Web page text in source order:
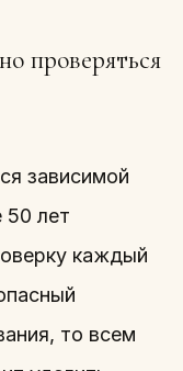
проверяться
зависимой
50 лет
каждый
то всем